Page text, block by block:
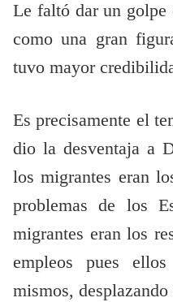
Le faltó dar un golpe
como una gran
tuvo mayor
Es precisamente el
dio la desventaja a
los migrantes eran
problemas de los
migrantes eran los
empleos pues
mismos,